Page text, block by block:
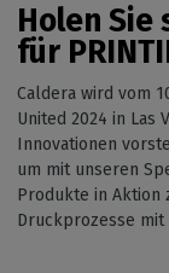
Holen Sie
für
Caldera wird vom
United 2024 in Las
Innovationen
um mit unseren
Produkte in Aktion
Druckprozesse